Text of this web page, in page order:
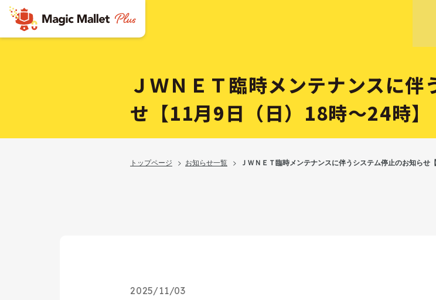
ＪＷＮＥＴ臨時メンテナンスに伴
せ【11月9日（日）18時～24時】
トップページ > お知らせ一覧 > ＪＷＮＥＴ臨時メンテナンスに伴うシステム停止のお知らせ
2025/11/03